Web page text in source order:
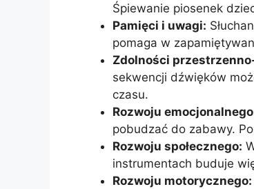
Śpiewanie piosenek
Pamięci i uwagi:
pomaga w
Zdolności
sekwencji dźwięków
czasu.
Rozwoju
pobudzać do zabawy.
Rozwoju społecznego:
instrumentach buduje
Rozwoju motorycznego: